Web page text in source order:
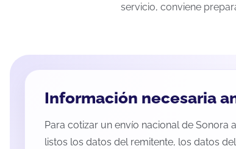
servicio, conviene
Información necesaria
Para cotizar un envío nacional de Sonora
listos los datos del remitente, los datos